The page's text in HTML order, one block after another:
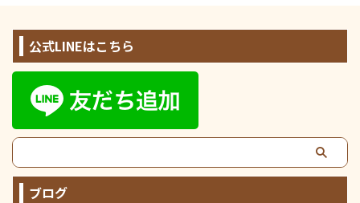
公式LINEはこちら
ブログ